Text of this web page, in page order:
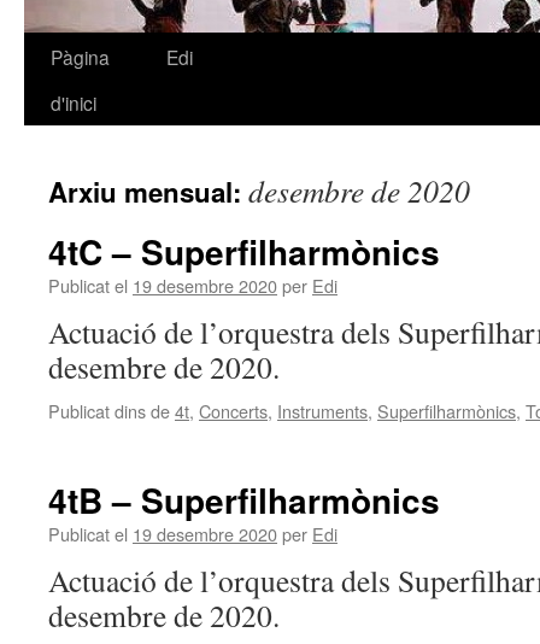
Vés
Pàgina
d'inici
Edi
Arxiu mensual: desembre de 2020
4tC – Superfilharmònics
Publicat el 19 desembre 2020per Edi
Actuació de l’orquestra dels
desembre de 2020.
Publicat dins de4t, Concerts, Instruments, Superfilharmònics,
4tB – Superfilharmònics
Publicat el 19 desembre 2020per Edi
Actuació de l’orquestra dels
desembre de 2020.